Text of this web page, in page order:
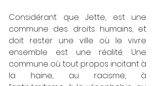
Considérant que Jette, est une
commune des droits humains, et
doit rester une ville où le vivre
ensemble est une réalité. Une
commune où tout propos incitant à
la haine, au racisme, à